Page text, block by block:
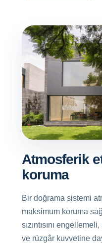
Atmosferik
koruma
Bir doğrama sistemi
maksimum koruma
sızıntısını
ve rüzgâr kuvvetine